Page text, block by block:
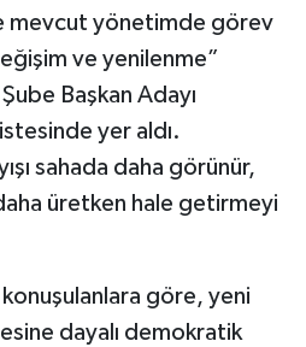
mevcut yönetimde görev
ve yenilenme”
Başkan Adayı
yer aldı.
sahada daha görünür,
üretken hale getirmeyi
göre, yeni
dayalı demokratik